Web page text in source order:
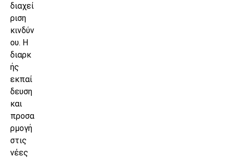
διαχεί
ριση
κινδύν
ου. Η
διαρκ
ής
εκπαί
δευση
και
προσα
ρμογή
στις
νέες